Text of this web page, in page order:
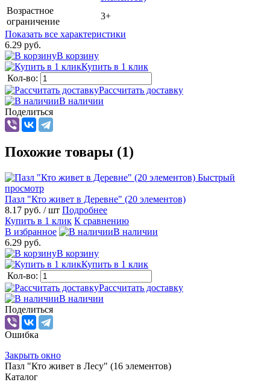
Возрастное
ограничение
3+
Показать все характеристики
6.29 руб.
В корзину
Купить в 1 клик
Кол-во:
Рассчитать доставку
В наличии
Поделиться
Похожие товары (1)
Быстрый
просмотр
Пазл "Кто живет в Деревне" (20 элементов)
8.17 руб. / шт Подробнее
Купить в 1 клик К сравнению
В избранное
В наличии
6.29 руб.
В корзину
Купить в 1 клик
Кол-во:
Рассчитать доставку
В наличии
Поделиться
Ошибка
Закрыть окно
Пазл "Кто живет в Лесу" (16 элементов)
Каталог